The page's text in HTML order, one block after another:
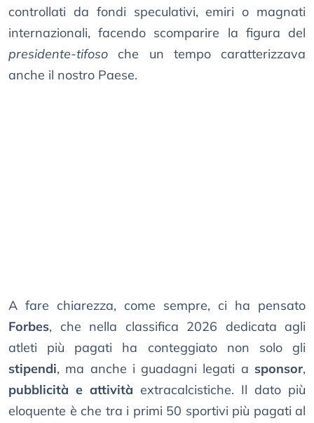
controllati da fondi speculativi, emiri o magnati
internazionali, facendo scomparire la figura del
presidente-tifoso che un tempo caratterizzava
anche il nostro Paese.
A fare chiarezza, come sempre, ci ha pensato
Forbes, che nella classifica 2026 dedicata agli
atleti più pagati ha conteggiato non solo gli
stipendi, ma anche i guadagni legati a sponsor,
pubblicità e attività extracalcistiche. Il dato più
eloquente è che tra i primi 50 sportivi più pagati al